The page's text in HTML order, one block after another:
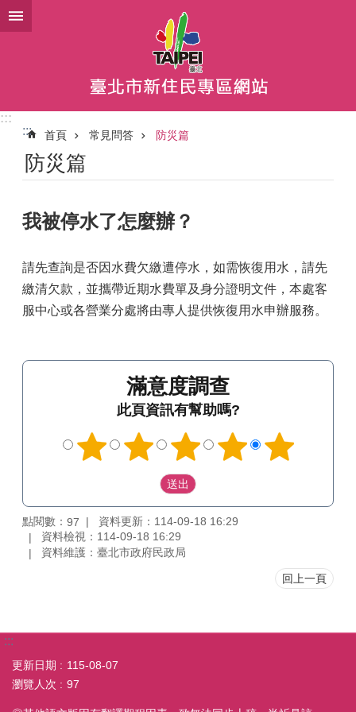
跳到主要內容區塊
:::
:::
首頁 常見問答 防災篇
防災篇
我被停水了怎麼辦？
請先查詢是否因水費欠繳遭停水，如需恢復用水，請先
繳清欠款，並攜帶近期水費單及身分證明文件，本處客
服中心或各營業分處將由專人提供恢復用水申辦服務。
滿意度調查
此頁資訊有幫助嗎?
點閱數： 97
資料更新：114-09-18 16:29
資料檢視：114-09-18 16:29
資料維護：臺北市政府民政局
回上一頁
:::
更新日期
115-08-07
瀏覽人次
97